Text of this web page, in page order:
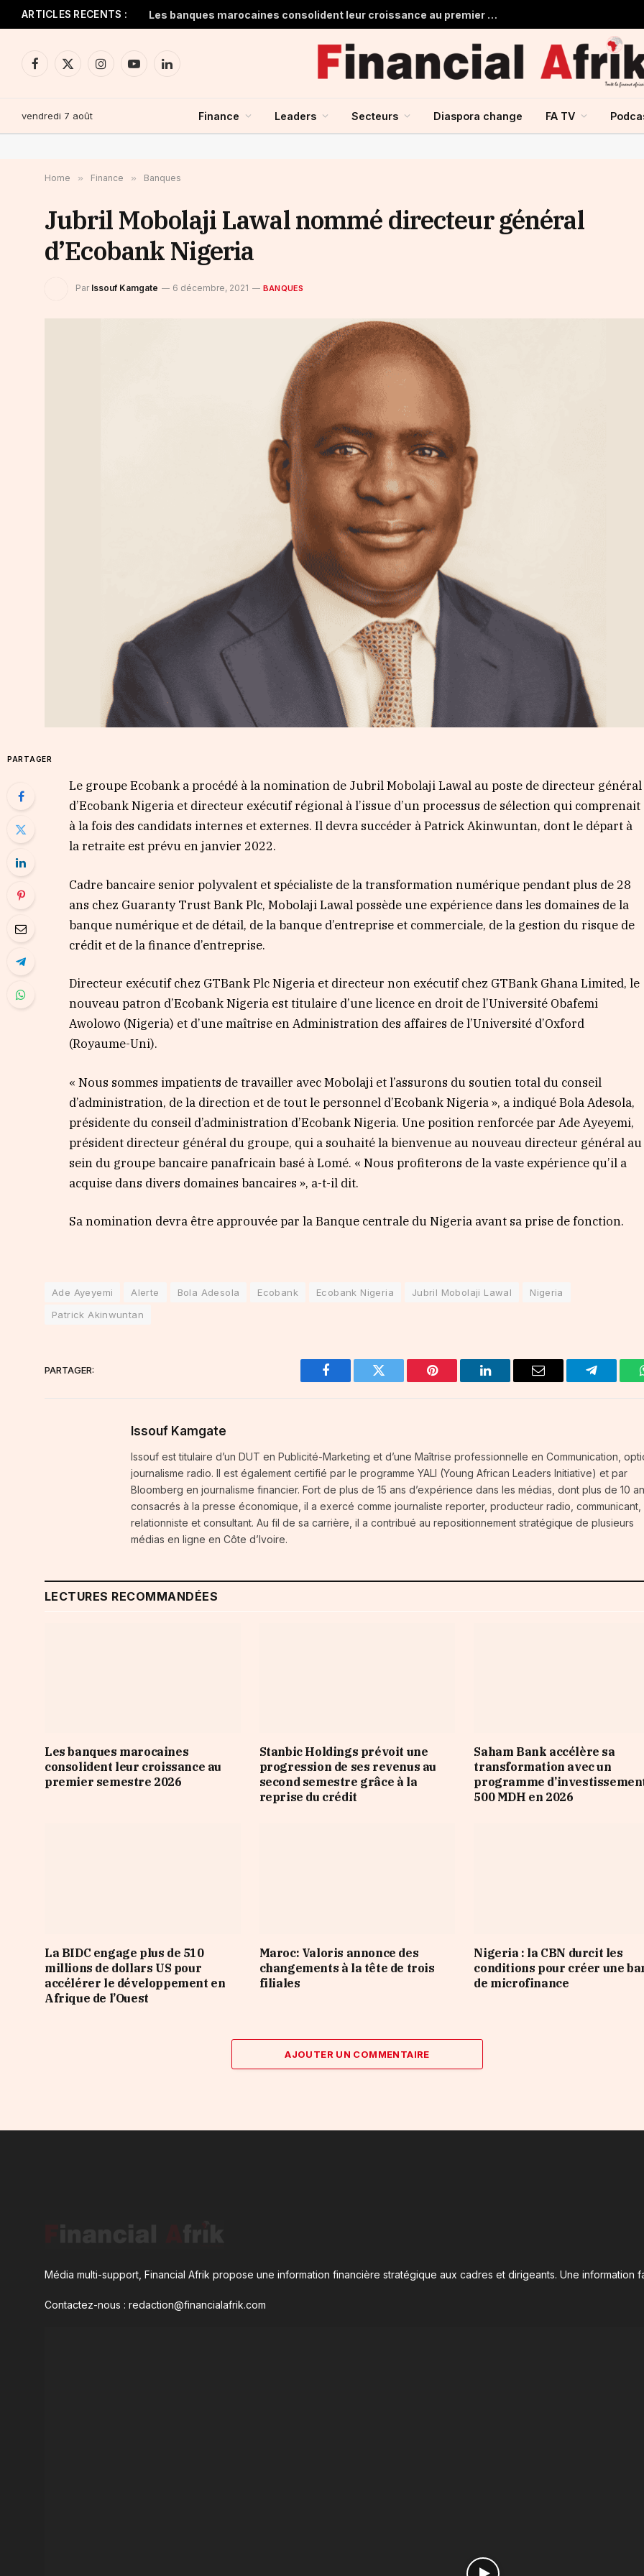
ARTICLES RECENTS : Les banques marocaines consolident leur croissance au premier semestre 2026
Facebook
X
InstagramYouTubeLinkedIn
vendredi 7 août Finance Leaders Secteurs Diaspora change FA TV
Home » Finance » Banques
Jubril Mobolaji Lawal nommé directeur général
d’Ecobank Nigeria
Par Issouf Kamgate 6 décembre, 2021 BANQUES
PARTAGER
Le groupe Ecobank a procédé à la nomination de Jubril Mobolaji Lawal au poste de directeur général
d’Ecobank Nigeria et directeur exécutif régional à l’issue d’un processus de sélection qui comprenait
à la fois des candidats internes et externes. Il devra succéder à Patrick Akinwuntan, dont le départ à
la retraite est prévu en janvier 2022.
Cadre bancaire senior polyvalent et spécialiste de la transformation numérique pendant plus de 28
ans chez Guaranty Trust Bank Plc, Mobolaji Lawal possède une expérience dans les domaines de la
banque numérique et de détail, de la banque d’entreprise et commerciale, de la gestion du risque de
crédit et de la finance d’entreprise.
Directeur exécutif chez GTBank Plc Nigeria et directeur non exécutif chez GTBank Ghana Limited, le
nouveau patron d’Ecobank Nigeria est titulaire d’une licence en droit de l’Université Obafemi
Awolowo (Nigeria) et d’une maîtrise en Administration des affaires de l’Université d’Oxford
(Royaume-Uni).
« Nous sommes impatients de travailler avec Mobolaji et l’assurons du soutien total du conseil
d’administration, de la direction et de tout le personnel d’Ecobank Nigeria », a indiqué Bola Adesola,
présidente du conseil d’administration d’Ecobank Nigeria. Une position renforcée par Ade Ayeyemi,
président directeur général du groupe, qui a souhaité la bienvenue au nouveau directeur général au
sein du groupe bancaire panafricain basé à Lomé. « Nous profiterons de la vaste expérience qu’il a
acquise dans divers domaines bancaires », a-t-il dit.
Sa nomination devra être approuvée par la Banque centrale du Nigeria avant sa prise de fonction.
Ade Ayeyemi Alerte Bola Adesola Ecobank Ecobank Nigeria Jubril Mobolaji Lawal
Nigeria
Patrick Akinwuntan
PARTAGER:
Facebook Twitter Pinterest LinkedIn Email Telegram
Issouf Kamgate
Issouf est titulaire d’un DUT en Publicité-Marketing et d’une Maîtrise professionnelle en Communication,
journalisme radio. Il est également certifié par le programme YALI (Young African Leaders Initiative) et par
Bloomberg en journalisme financier. Fort de plus de 15 ans d’expérience dans les médias, dont plus de 10
consacrés à la presse économique, il a exercé comme journaliste reporter, producteur radio, communicant,
relationniste et consultant. Au fil de sa carrière, il a contribué au repositionnement stratégique de plusieurs
médias en ligne en Côte d’Ivoire.
LECTURES RECOMMANDÉES
Les banques marocaines
consolident leur croissance au
premier semestre 2026
Stanbic Holdings prévoit une
progression de ses revenus au
second semestre grâce à la
reprise du crédit
Saham Bank accélère sa
transformation avec un
programme
500 MDH en 2026
La BIDC engage plus de 510
millions de dollars US pour
accélérer le développement en
Afrique de l’Ouest
Maroc: Valoris annonce des
changements à la tête de trois
filiales
Nigeria : la CBN durcit les
conditions pour créer une
de microfinance
AJOUTER UN COMMENTAIRE
Média multi-support, Financial Afrik propose une information financière stratégique aux cadres et dirigeants. Une information
Contactez-nous : redaction@financialafrik.com